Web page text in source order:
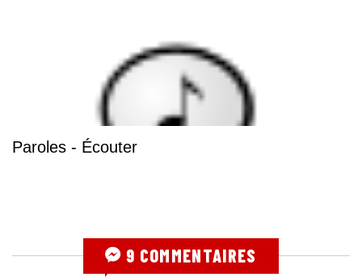
Paroles - Écouter
9 COMMENTAIRES